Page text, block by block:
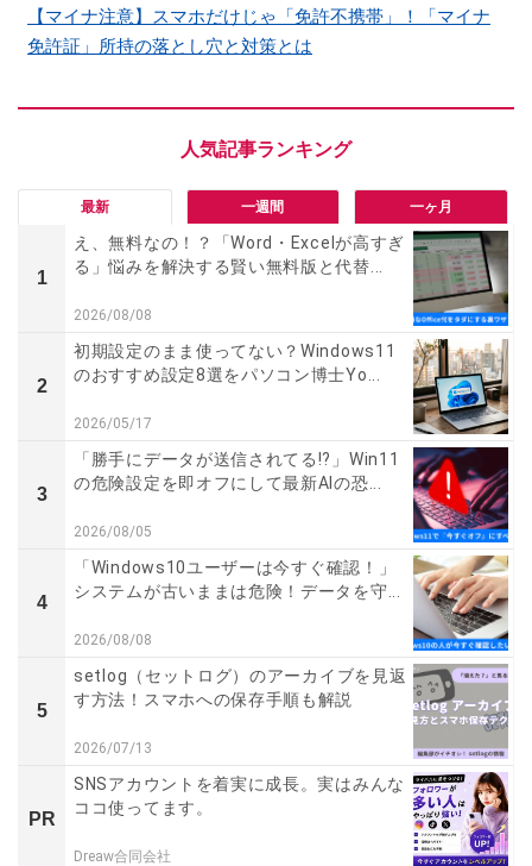
【マイナ注意】スマホだけじゃ「免許不携帯」！「マイナ
免許証」所持の落とし穴と対策とは
最新 一週間 一ヶ月
1
え、無料なの！？「Word・Excelが高すぎ
る」悩みを解決する賢い無料版と代替...
2026/08/08
2
初期設定のまま使ってない？Windows11
のおすすめ設定8選をパソコン博士Yo...
2026/05/17
3
「勝手にデータが送信されてる!?」Win11
の危険設定を即オフにして最新AIの恐...
2026/08/05
4
「Windows10ユーザーは今すぐ確認！」
システムが古いままは危険！データを守...
2026/08/08
5
setlog（セットログ）のアーカイブを見返
す方法！スマホへの保存手順も解説
2026/07/13
PR
SNSアカウントを着実に成長。実はみんな
ココ使ってます。
Dreaw合同会社